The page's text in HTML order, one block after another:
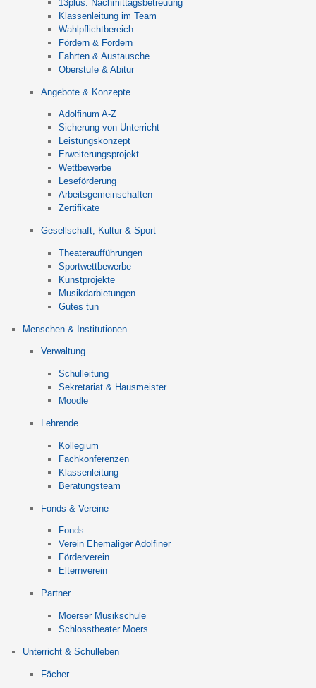
13plus: Nachmittagsbetreuung
Klassenleitung im Team
Wahlpflichtbereich
Fördern & Fordern
Fahrten & Austausche
Oberstufe & Abitur
Angebote & Konzepte
Adolfinum A-Z
Sicherung von Unterricht
Leistungskonzept
Erweiterungsprojekt
Wettbewerbe
Leseförderung
Arbeitsgemeinschaften
Zertifikate
Gesellschaft, Kultur & Sport
Theateraufführungen
Sportwettbewerbe
Kunstprojekte
Musikdarbietungen
Gutes tun
Menschen & Institutionen
Verwaltung
Schulleitung
Sekretariat & Hausmeister
Moodle
Lehrende
Kollegium
Fachkonferenzen
Klassenleitung
Beratungsteam
Fonds & Vereine
Fonds
Verein Ehemaliger Adolfiner
Förderverein
Elternverein
Partner
Moerser Musikschule
Schlosstheater Moers
Unterricht & Schulleben
Fächer